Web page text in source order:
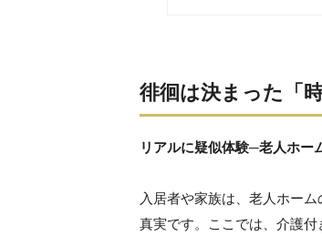
徘徊は決まった「
リアルに疑似体験─老人ホー
入居者や家族は、老人ホー
真実です。ここでは、介護